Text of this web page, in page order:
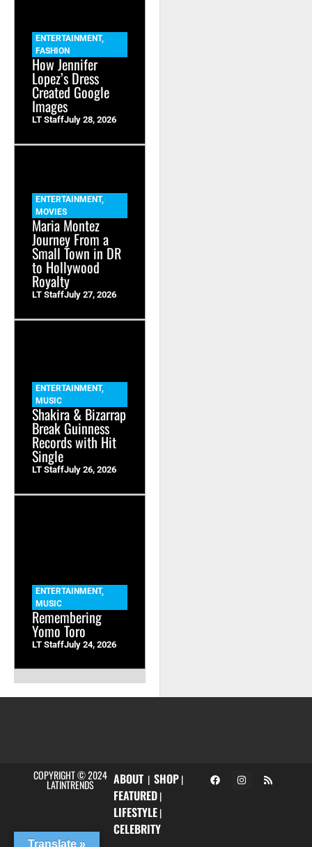
ENTERTAINMENT,
FASHION
How Jennifer
Lopez’s Dress
Created Google
Images
LT StaffJuly 28, 2026
ENTERTAINMENT,
MOVIES
Maria Montez
Journey From a
Small Town in DR
to Hollywood
Royalty
LT StaffJuly 27, 2026
ENTERTAINMENT,
MUSIC
Shakira & Bizarrap
Break Guinness
Records with Hit
Single
LT StaffJuly 26, 2026
ENTERTAINMENT,
MUSIC
Remembering
Yomo Toro
LT StaffJuly 24, 2026
COPYRIGHT © 2024
LATINTRENDS ABOUT| SHOP|
FEATURED|
LIFESTYLE|
CELEBRITY
Translate »